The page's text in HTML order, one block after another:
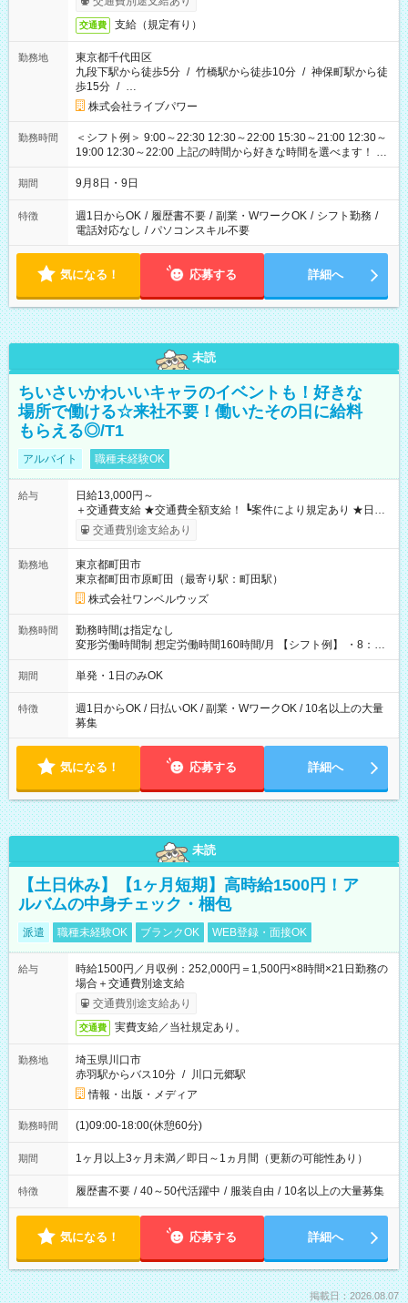
交通費 支給（規定有り）
勤務地
東京都千代田区
九段下駅から徒歩5分 / 竹橋駅から徒歩10分 / 神保町駅から徒
歩15分 / …
株式会社ライブパワー
勤務時間
＜シフト例＞ 9:00～22:30 12:30～22:00 15:30～21:00 12:30～
19:00 12:30～22:00 上記の時間から好きな時間を選べます！ ※
時間は変更となる可能性があります
期間 9月8日・9日
特徴 週1日からOK / 履歴書不要 / 副業・WワークOK / シフト勤務 /
電話対応なし / パソコンスキル不要
気になる！ 応募する 詳細へ
未読
ちいさいかわいいキャラのイベントも！好きな
場所で働ける☆来社不要！働いたその日に給料
もらえる◎/T1
アルバイト 職種未経験OK
給与
日給13,000円～
＋交通費支給 ★交通費全額支給！ ┗案件により規定あり ★日払
いOK！（規定あり） ┗働いたその日に現金GET♪ お仕事後はコ
ンビニATMから 日払い分を引き落とせます！ 【試用期間】試
交通費別途支給あり
勤務地
東京都町田市
東京都町田市原町田（最寄り駅：町田駅）
株式会社ワンベルウッズ
勤務時間
勤務時間は指定なし
変形労働時間制 想定労働時間160時間/月 【シフト例】 ・8：00
～21：00
期間 単発・1日のみOK
特徴
週1日からOK / 日払いOK / 副業・WワークOK / 10名以上の大量
募集
気になる！ 応募する 詳細へ
未読
【土日休み】【1ヶ月短期】高時給1500円！ア
ルバムの中身チェック・梱包
派遣 職種未経験OK ブランクOK WEB登録・面接OK
給与
時給1500円／月収例：252,000円＝1,500円×8時間×21日勤務の
場合＋交通費別途支給
交通費別途支給あり
交通費 実費支給／当社規定あり。
勤務地
埼玉県川口市
赤羽駅からバス10分 / 川口元郷駅
情報・出版・メディア
勤務時間 (1)09:00-18:00(休憩60分)
期間 1ヶ月以上3ヶ月未満／即日～1ヵ月間（更新の可能性あり）
特徴 履歴書不要 / 40～50代活躍中 / 服装自由 / 10名以上の大量募集
気になる！ 応募する 詳細へ
掲載日：2026.08.07